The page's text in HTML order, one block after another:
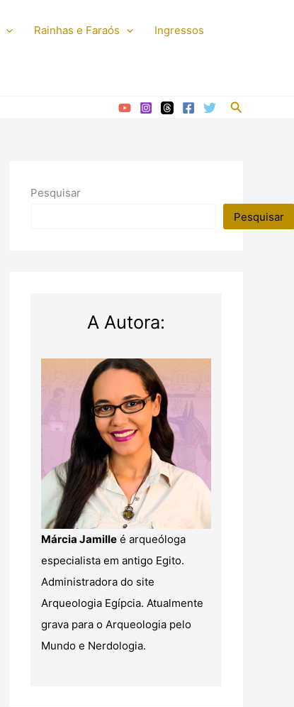
Rainhas e Faraós Ingressos
Pesquisar
Pesquisar
Pesquisar
A Autora:
Márcia Jamille é arqueóloga
especialista em antigo Egito.
Administradora do site
Arqueologia Egípcia. Atualmente
grava para o Arqueologia pelo
Mundo e Nerdologia.